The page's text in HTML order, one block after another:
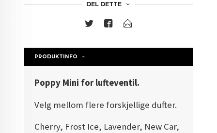
DEL DETTE
PRODUKTINFO
Poppy Mini for lufteventil.
Velg mellom flere forskjellige dufter.
Cherry, Frost Ice, Lavender, New Car,